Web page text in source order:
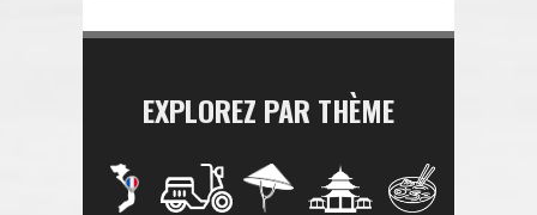
EXPLOREZ PAR THÈME